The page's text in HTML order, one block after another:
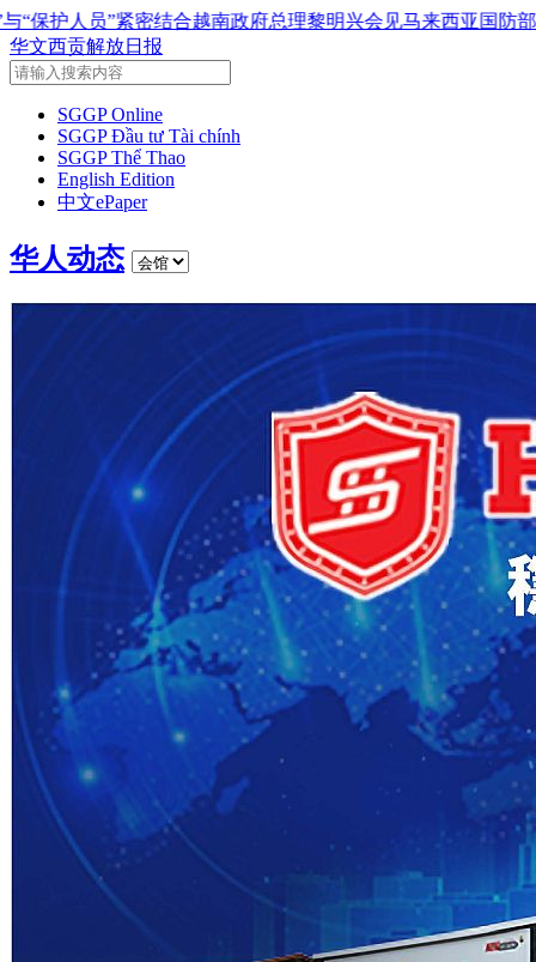
府总理黎明兴会见马来西亚国防部长党中央总书记、国家主
华文西贡解放日报
SGGP Online
SGGP Đầu tư Tài chính
SGGP Thể Thao
English Edition
中文ePaper
华人动态